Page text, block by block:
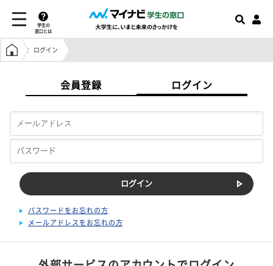
学生の
窓口とは
学生の窓口トップ
ログイン
会員登録 ログイン
パスワードをお忘れの方
メールアドレスをお忘れの方